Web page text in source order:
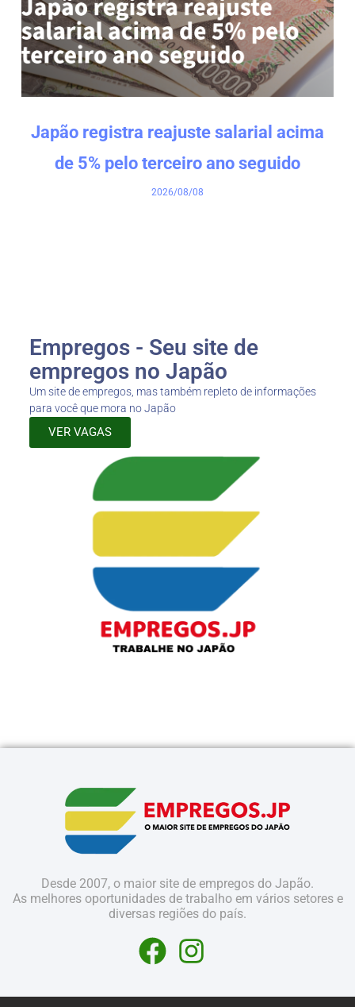
Japão registra reajuste salarial acima
de 5% pelo terceiro ano seguido
2026/08/08
Empregos - Seu site de
empregos no Japão
Um site de empregos, mas também repleto de informações
para você que mora no Japão
VER VAGAS
Desde 2007, o maior site de empregos do Japão.
As melhores oportunidades de trabalho em vários setores e
diversas regiões do país.